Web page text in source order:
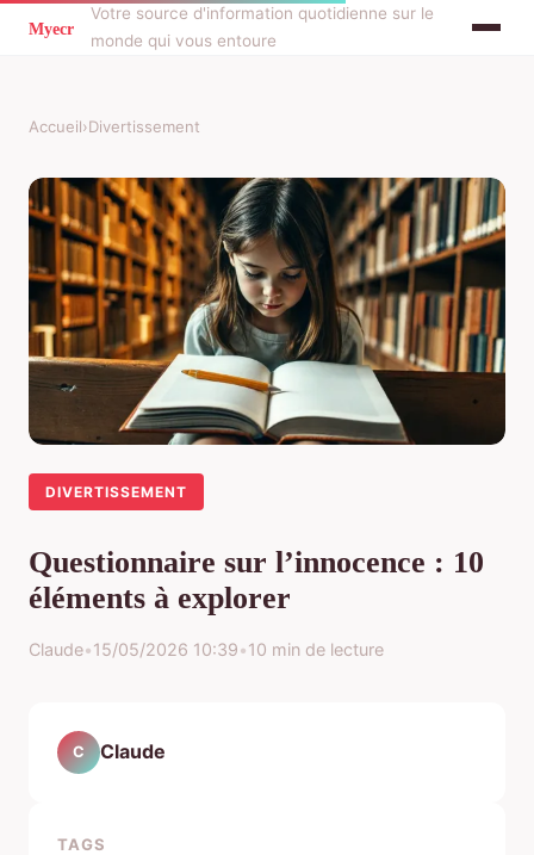
Votre source d'information quotidienne sur le
monde qui vous entoure
Accueil›Divertissement
DIVERTISSEMENT
Questionnaire sur l’innocence : 10
éléments à explorer
Claude•15/05/2026 10:39•10 min de lecture
C Claude
TAGS